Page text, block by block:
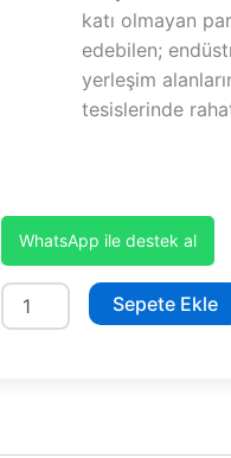
katı olmayan
edebilen;
yerleşim
tesislerinde
WhatsApp ile destek al
SBRT
50/2-
Sepete Ekle